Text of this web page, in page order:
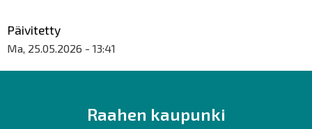
Päivitetty
Ma, 25.05.2026 - 13:41
Raahen kaupunki